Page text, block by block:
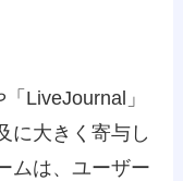
LiveJournal」
に大きく寄与し
ムは、ユーザー